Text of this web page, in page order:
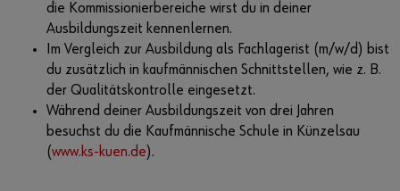
die Kommissionierbereiche wirst du in deiner
Ausbildungszeit kennenlernen.
Im Vergleich zur Ausbildung als Fachlagerist (m/w/d) bist
du zusätzlich in kaufmännischen Schnittstellen, wie z. B.
der Qualitätskontrolle eingesetzt.
Während deiner Ausbildungszeit von drei Jahren
besuchst du die Kaufmännische Schule in Künzelsau
(www.ks-kuen.de).